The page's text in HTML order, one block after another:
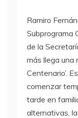
Ramiro
Subprograma
de la
más llega una
Centenario’.
comenzar
tarde en
alternativas,